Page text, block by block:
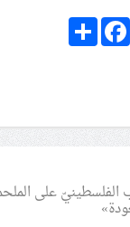
Share
Facebook
الفلسطينيّ على